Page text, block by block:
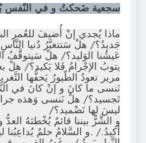
سجعية ضَحكتُ و في النّفس
ماذا يُجدي إنْ أُضيفَ للعُمرِ
جَديدُ؟/ هلْ سَتتغيَّرُ دُنيا
عَيشُنا الوَليد؟/ هلْ سَيتوقَّفُ
يتوبُ الإجْرامُ فَلا يَكيد؟/ هلْ
مرير تعودُ الطّيورُ يَحفُّها
نَنسى ما كانَ و إنْ كانَ في
تَجسيد؟/ هلْ نَنسى وَهذه
ليسَ لها تَضْميد؟/
و الشَّرُّ بيننا قائمٌ يُخْطئهُ
أكيدُ./ .و السَّلامُ حلمٌ يُداعِبُنا